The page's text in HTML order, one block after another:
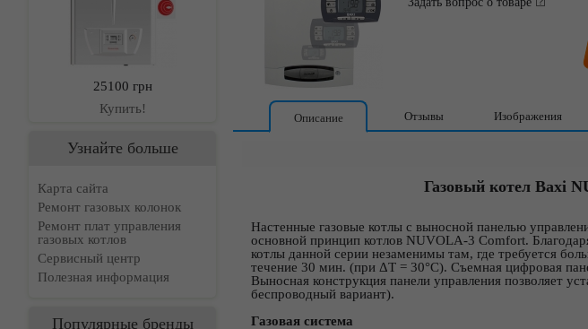
25100 грн
Купить!
Узнайте больше
Карта сайта
Ремонт газовых колонок
Ремонт плат управления
газовых котлов
Сервисный центр
Полезная информация
Популярные бренды
Описание Отзывы Изображения
Газовый котел Baxi
Настенные газовые котлы с выносной панелью
основной принцип котлов NUVOLA-3 Comfort.
котлы данной серии незаменимы там, где требуется
течение 30 мин. (при ΔТ = 30°С). Съемная цифровая
Выносная конструкция панели управления позволяет
беспроводный вариант).
Газовая система